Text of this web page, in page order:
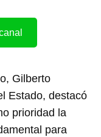
Gilberto
Estado, destacó
prioridad la
para